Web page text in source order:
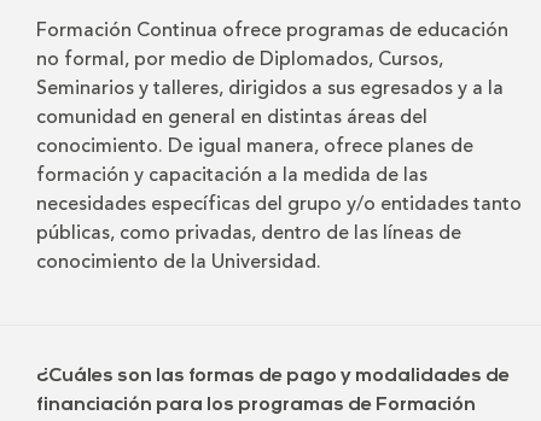
Formación Continua ofrece programas de educación
no formal, por medio de Diplomados, Cursos,
Seminarios y talleres, dirigidos a sus egresados y a la
comunidad en general en distintas áreas del
conocimiento. De igual manera, ofrece planes de
formación y capacitación a la medida de las
necesidades específicas del grupo y/o entidades tanto
públicas, como privadas, dentro de las líneas de
conocimiento de la Universidad.
¿Cuáles son las formas de pago y modalidades de
financiación para los programas de Formación